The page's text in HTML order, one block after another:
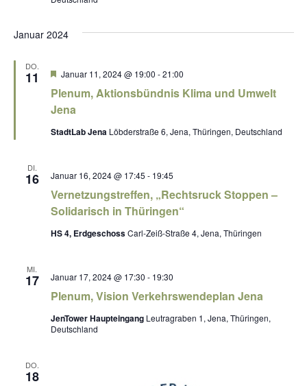
Januar 2024
DO.
11
Plenum, Aktionsbündnis Klima und Umwelt
Jena
H
r
v
o
r
g
o
b
e
Januar 11, 2024 @ 19:00 -21:00
StadtLab Jena Löbderstraße 6, Jena, Thüringen, Deutschland
DI.
16
Vernetzungstreffen, „Rechtsruck Stoppen –
Solidarisch in Thüringen“
Januar 16, 2024 @ 17:45 - 19:45
HS 4, ErdgeschossCarl-Zeiß-Straße 4, Jena, Thüringen
MI.
17
Plenum, Vision Verkehrswendeplan Jena
Januar 17, 2024 @ 17:30 - 19:30
JenTower Haupteingang Leutragraben 1, Jena, Thüringen,
Deutschland
DO.
18